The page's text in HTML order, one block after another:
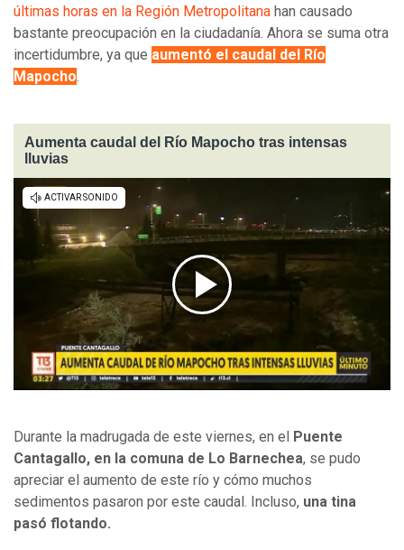
últimas horas en la Región Metropolitana han causado
bastante preocupación en la ciudadanía. Ahora se suma otra
incertidumbre, ya que aumentó el caudal del Río
Mapocho.
Aumenta caudal del Río Mapocho tras intensas
lluvias
Durante la madrugada de este viernes, en el
Puente
Cantagallo, en la comuna de Lo Barnechea, se pudo
apreciar el aumento de este río y cómo muchos
sedimentos pasaron por este caudal. Incluso, una tina
pasó flotando.